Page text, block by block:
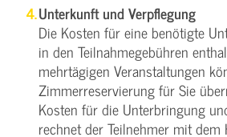
Unterkunft und Verpflegung
Die Kosten für eine benötigte
in den Teilnahmegebühren
mehrtägigen Veranstaltungen
Zimmerreservierung für Sie
Kosten für die Unterbringung
rechnet der Teilnehmer mit